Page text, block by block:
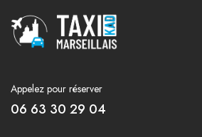
Appelez pour réserver
06 63 30 29 04